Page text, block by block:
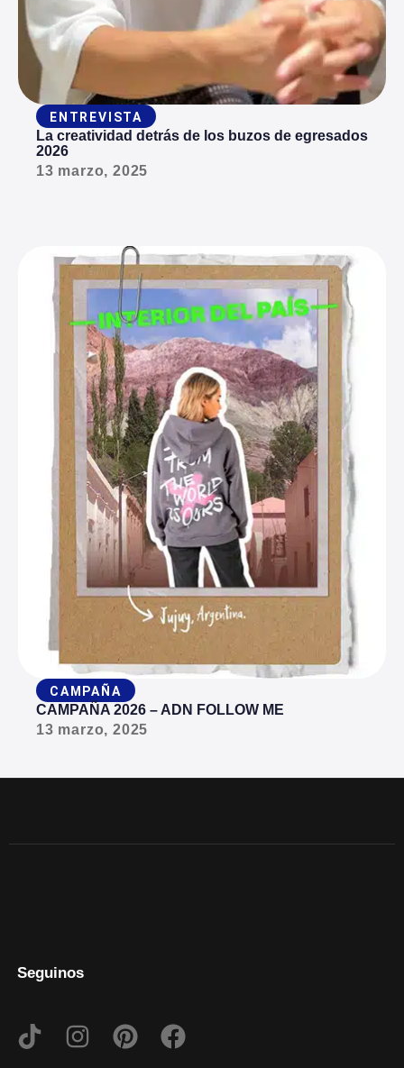
ENTREVISTA
La creatividad detrás de los buzos de egresados
2026
13 marzo, 2025
CAMPAÑA
CAMPAÑA 2026 – ADN FOLLOW ME
13 marzo, 2025
Seguinos